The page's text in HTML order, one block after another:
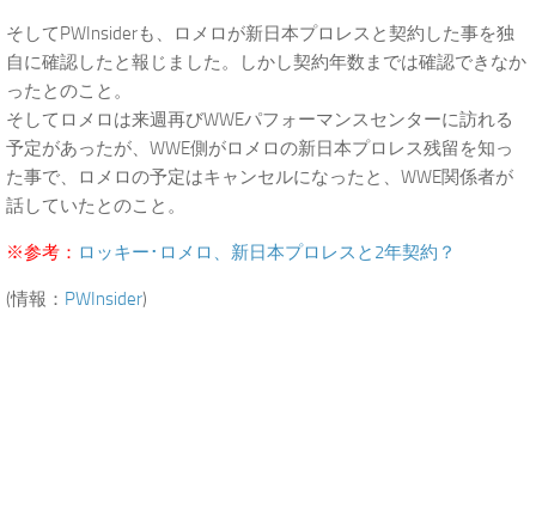
そしてPWInsiderも、ロメロが新日本プロレスと契約した事を独
自に確認したと報じました。しかし契約年数までは確認できなか
ったとのこと。
そしてロメロは来週再びWWEパフォーマンスセンターに訪れる
予定があったが、WWE側がロメロの新日本プロレス残留を知っ
た事で、ロメロの予定はキャンセルになったと、WWE関係者が
話していたとのこと。
※参考： ロッキー･ロメロ、新日本プロレスと2年契約？
(情報： PWInsider)